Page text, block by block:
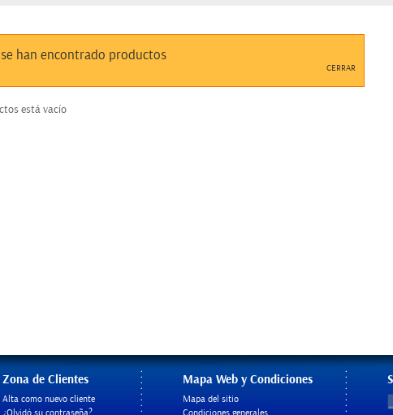
han encontrado productos
CERRAR
está vacío
Zona de Clientes
Alta como nuevo cliente
Mapa Web y Condiciones
Mapa del sitio